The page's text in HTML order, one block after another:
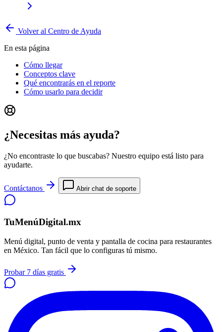
Volver al Centro de Ayuda
En esta página
Cómo llegar
Conceptos clave
Qué encontrarás en el reporte
Cómo usarlo para decidir
¿Necesitas más ayuda?
¿No encontraste lo que buscabas? Nuestro equipo está listo para
ayudarte.
Contáctanos Abrir chat de soporte
TuMenúDigital.mx
Menú digital, punto de venta y pantalla de cocina para restaurantes
en México. Tan fácil que lo configuras tú mismo.
Probar 7 días gratis